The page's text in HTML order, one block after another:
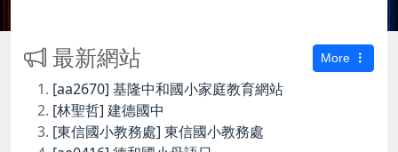
最新網站 More
[aa2670] 基隆中和國小家庭教育網站
[林聖哲] 建德國中
[東信國小教務處] 東信國小教務處